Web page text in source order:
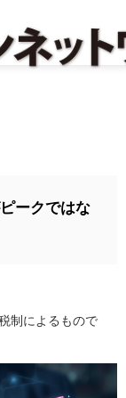
ークではな
制によるもので